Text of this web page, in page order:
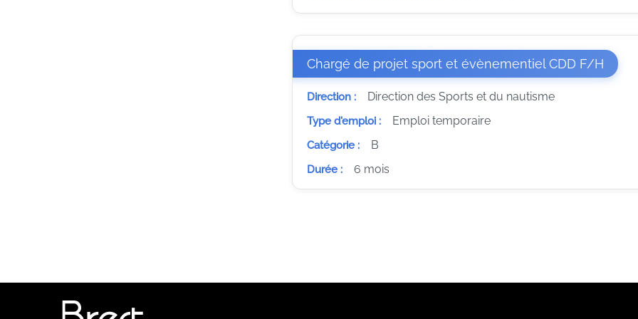
Chargé de projet sport et évènementiel CDD F/H
Direction : Direction des Sports et du nautisme
Type d'emploi : Emploi temporaire
Catégorie : B
Durée : 6 mois